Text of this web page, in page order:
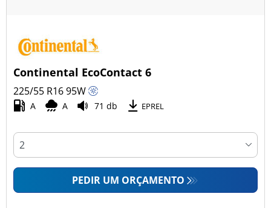
Continental EcoContact 6
225/55 R1695W
A A 71 db EPREL
PEDIR UM ORÇAMENTO